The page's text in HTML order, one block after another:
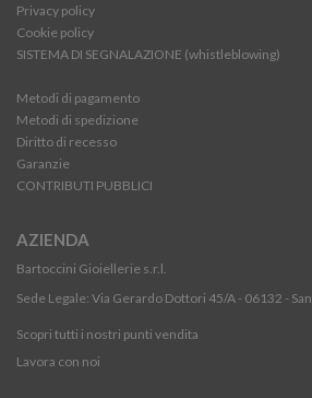
Privacy policy
Cookie policy
SISTEMA DI SEGNALAZIONE (whistleblowing)
Metodi di pagamento
Metodi di spedizione
Diritto di recesso
Garanzie
CONTRIBUTI PUBBLICI
AZIENDA
Bartoccini Gioiellerie s.r.l.
Sede Legale: Via Gerardo Dottori 45/A - 06132 -
Scopri tutti i nostri punti vendita
Lavora con noi